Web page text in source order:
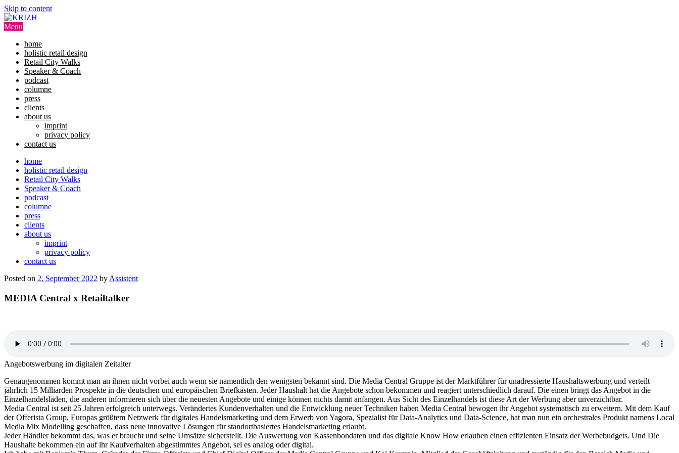
Skip to content
Menu
home
holistic retail design
Retail City Walks
Speaker & Coach
podcast
columne
press
clients
about us
imprint
privacy policy
contact us
home
holistic retail design
Retail City Walks
Speaker & Coach
podcast
columne
press
clients
about us
imprint
privacy policy
contact us
Posted on 2. September 2022 by Assistent
MEDIA Central x Retailtalker
Angebotswerbung im digitalen Zeitalter
Genaugenommen kommt man an ihnen nicht vorbei auch wenn sie namentlich den wenigsten bekannt sind. Die Media Central Gruppe ist der Marktführer für unadressierte Haushaltswerbung und verteilt
jährlich 15 Milliarden Prospekte in die deutschen und europäischen Briefkästen. Jeder Haushalt hat die Angebote schon bekommen und reagiert unterschiedlich darauf. Die einen bringt das Angebot in die
Einzelhandelsläden, die anderen informieren sich über die neuesten Angebote und einige können nichts damit anfangen. Aus Sicht des Einzelhandels ist diese Art der Werbung aber unverzichtbar.
Media Central ist seit 25 Jahren erfolgreich unterwegs. Verändertes Kundenverhalten und die Entwicklung neuer Techniken haben Media Central bewogen ihr Angebot systematisch zu erweitern. Mit dem Kauf
der Offerista Group, Europas größtem Netzwerk für digitales Handelsmarketing und dem Erwerb von Yagora, Spezialist für Data-Analytics und Data-Science, hat man nun ein orchestrales Produkt namens Local
Media Mix Modelling geschaffen, dass neue innovative Lösungen für standortbasiertes Handelsmarketing erlaubt.
Jeder Händler bekommt das, was er braucht und seine Umsätze sicherstellt. Die Auswertung von Kassenbondaten und das digitale Know How erlauben einen effizienten Einsatz der Werbebudgets. Und Die
Haushalte bekommen ein auf ihr Kaufverhalten abgestimmtes Angebot, sei es analog oder digital.